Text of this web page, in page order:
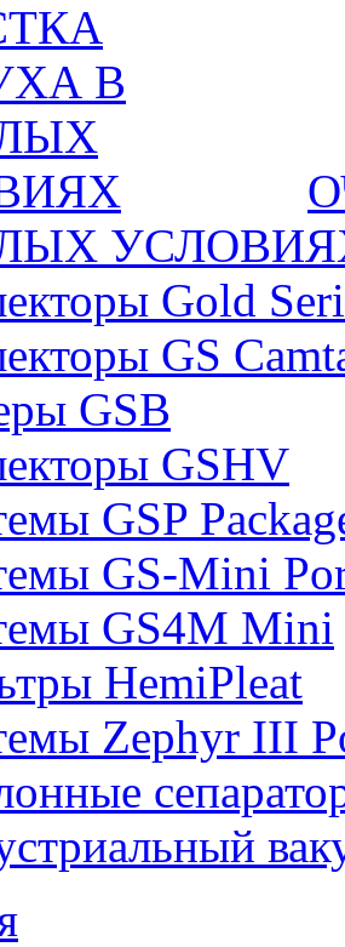
Gold
GS
GSB
GSHV
GSP
GS-Mini
GS4M Mini
HemiPleat
Zephyr III